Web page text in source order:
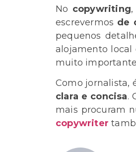
No copywriting
escrevermos de
pequenos
alojamento local
muito
Como jornalista,
clara e concisa.
mais procuram
copywriter